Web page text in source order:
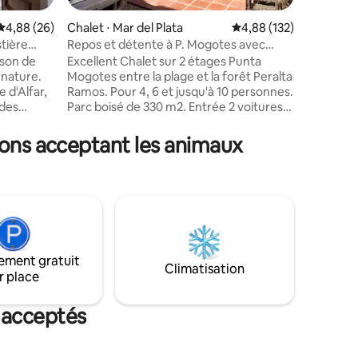
: 5 sur 5
moyenne sur la base de 26 commentaires : 4,88 sur 5
4,88 (26)
de
d'Alfar,
la
d'un
plein
Chalet ⋅ Mar del Plata Évaluation moyenne
4,88 (132)
Repos et détente à P. Mogotes avec
tente à Baln.1
Excellent Chalet sur 2 étages Punta
Mogotes entre la plage et la forêt Peralta
Ramos. Pour 4, 6 et jusqu'à 10 personnes.
Parc boisé de 330 m2. Entrée 2 voitures.
face à la mer avec abri pour voiture et
une piscine (novembre-mars : selon la
entièrement équipée. Lave-vaisselle. Bar
chaud/froid. 4TVs smart, foyer au bois.
acceptant les animaux
gratuit
place
Climatisation